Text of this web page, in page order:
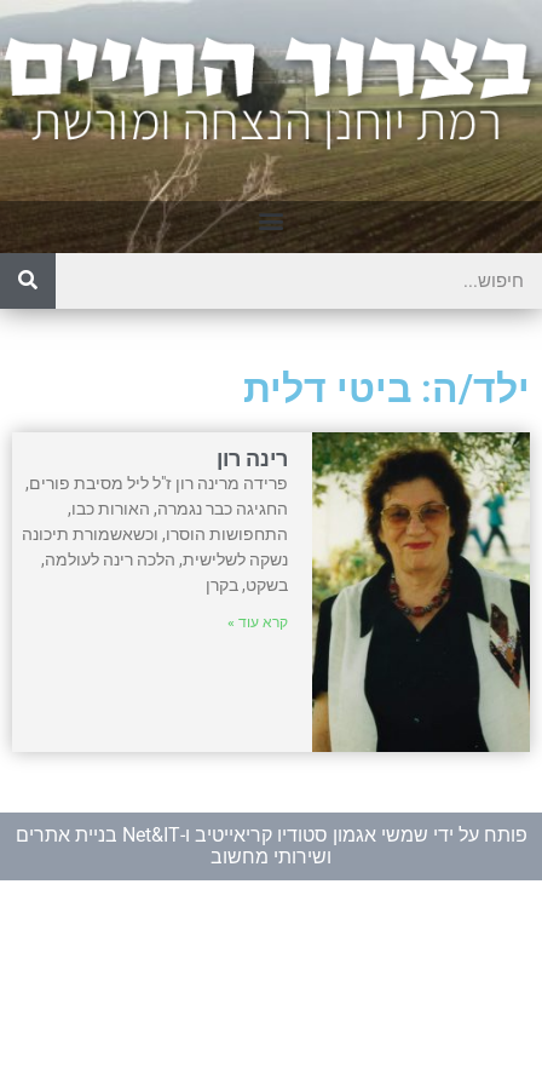
ילד/ה: ביטי דלית
רינה רון
פרידה מרינה רון ז"ל ליל מסיבת פורים,
החגיגה כבר נגמרה, האורות כבו,
התחפושות הוסרו, וכשאשמורת תיכונה
נשקה לשלישית, הלכה רינה לעולמה,
בשקט, בקרן
קרא עוד »
פותח על ידי שמשי אגמון סטודיו קריאייטיב ו-
Net&IT בניית אתרים
ושירותי מחשוב